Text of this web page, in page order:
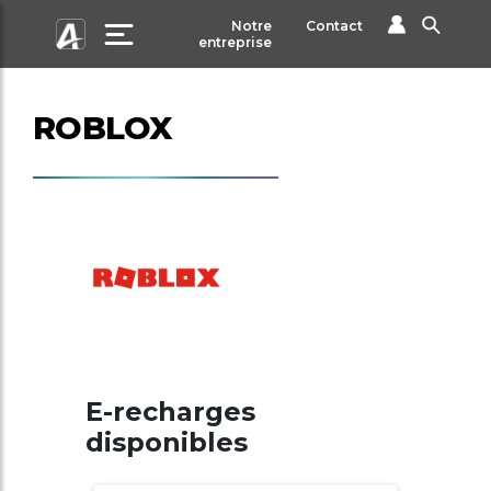
Notre
entreprise
Contact
ROBLOX
E-recharges
disponibles